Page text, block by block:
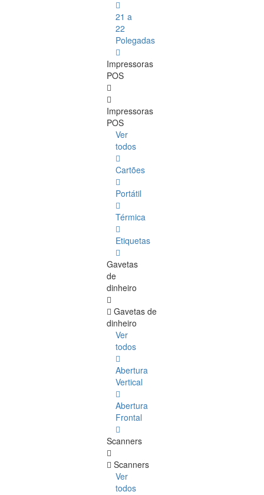
21 a
22
Polegadas
Impressoras
POS
Impressoras
POS
Ver
todos
Cartões
Portátil
Térmica
Etiquetas
Gavetas
de
dinheiro
Gavetas de
dinheiro
Ver
todos
Abertura
Vertical
Abertura
Frontal
Scanners
Scanners
Ver
todos